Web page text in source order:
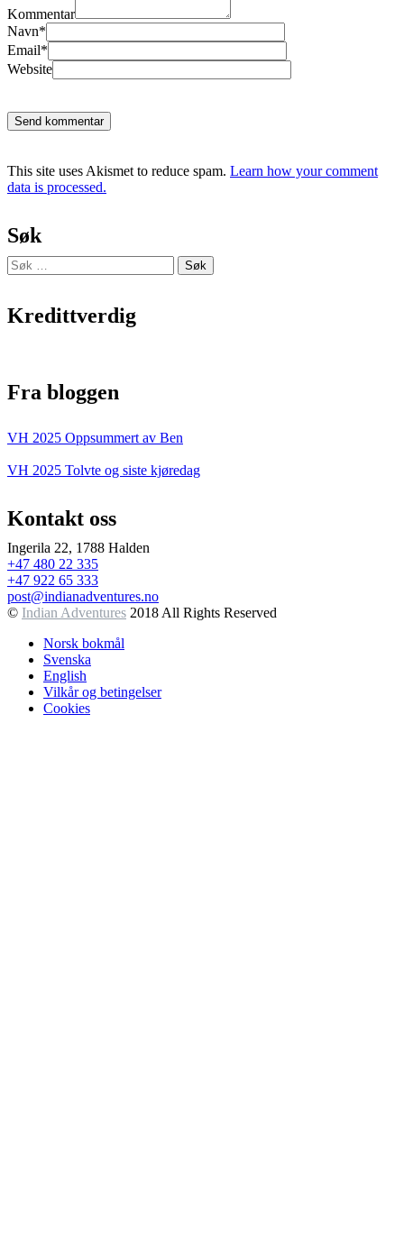
Kommentar
Navn*
Email*
Website
Send kommentar
This site uses Akismet to reduce spam. Learn how your comment
data is processed.
Søk
Søk
etter:
Kredittverdig
Fra bloggen
VH 2025 Oppsummert av Ben
VH 2025 Tolvte og siste kjøredag
Kontakt oss
Ingerila 22, 1788 Halden
+47 480 22 335
+47 922 65 333
post@indianadventures.no
© Indian Adventures 2018 All Rights Reserved
Norsk bokmål
Svenska
English
Vilkår og betingelser
Cookies